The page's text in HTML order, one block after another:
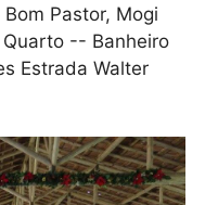
Pastor, Mogi
-- Banheiro
Estrada Walter